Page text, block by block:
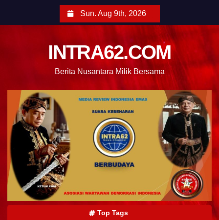
Sun. Aug 9th, 2026
INTRA62.COM
Berita Nusantara Milik Bersama
Top Tags